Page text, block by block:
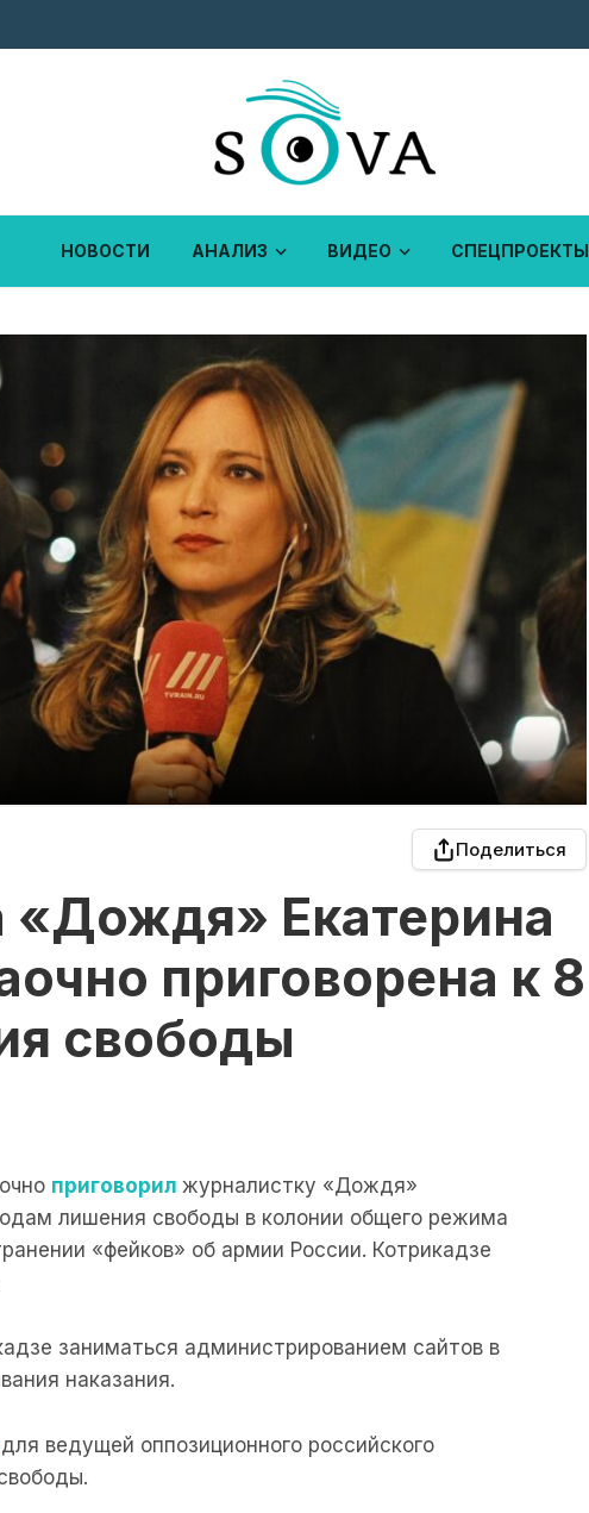
НОВОСТИ АНАЛИЗ ВИДЕО СПЕЦПРОЕКТЫ
Поделиться
Екатерина
приговорена к 8
свободы
приговорил журналистку «Дождя»
лишения свободы в колонии общего режима
«фейков» об армии России. Котрикадзе
заниматься администрированием сайтов в
наказания.
для ведущей оппозиционного российского